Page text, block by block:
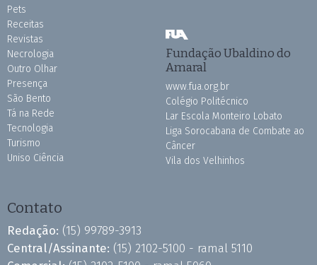
Pets
Receitas
Revistas
Necrologia
Outro Olhar
Presença
São Bento
Tá na Rede
Tecnologia
Turismo
Uniso Ciência
Fundação Ubaldino do
Amaral
www.fua.org.br
Colégio Politécnico
Lar Escola Monteiro Lobato
Liga Sorocabana de Combate ao
Câncer
Vila dos Velhinhos
Contato
Redação: (15) 99789-3913
Central/Assinante: (15) 2102-5100 - ramal 5110